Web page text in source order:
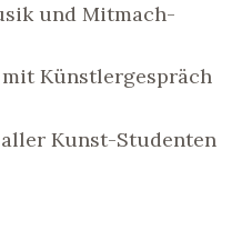
und Mitmach-
Künstlergespräch
aller Kunst-Studenten